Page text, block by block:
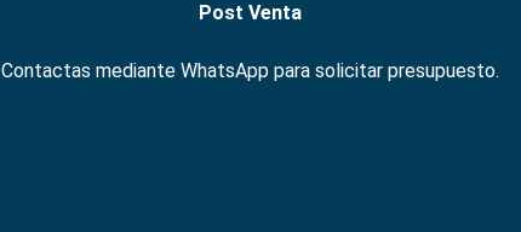
Post Venta
Contactas mediante WhatsApp para solicitar presupuesto.